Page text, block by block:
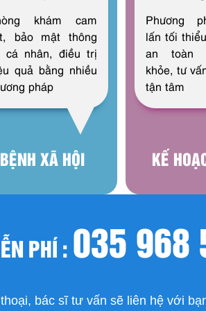
BỆNH XÃ HỘI
khám cam
bảo mật thông
cá nhân, điều trị
quả bằng nhiều
pháp
KẾ
Phương
lấn tối
an toàn
khỏe, tư
tận tâm
PHÍ : 035 968
bác sĩ tư vấn sẽ liên hệ với